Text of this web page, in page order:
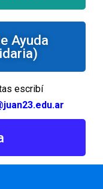
Ayuda
escribí